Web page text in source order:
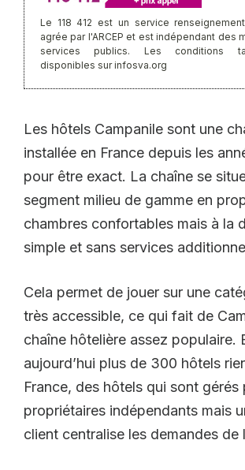
Le 118 412 est un service
agrée par l'ARCEP et est indépendant des
services publics. Les conditions
disponibles sur infosva.org
Les hôtels Campanile sont une
installée en France depuis les
pour être exact. La chaîne se
segment milieu de gamme en
chambres confortables mais à la
simple et sans services
Cela permet de jouer sur une
très accessible, ce qui fait de
chaîne hôtelière assez populaire.
aujourd’hui plus de 300 hôtels
France, des hôtels qui sont gérés
propriétaires indépendants mais
client centralise les demandes de